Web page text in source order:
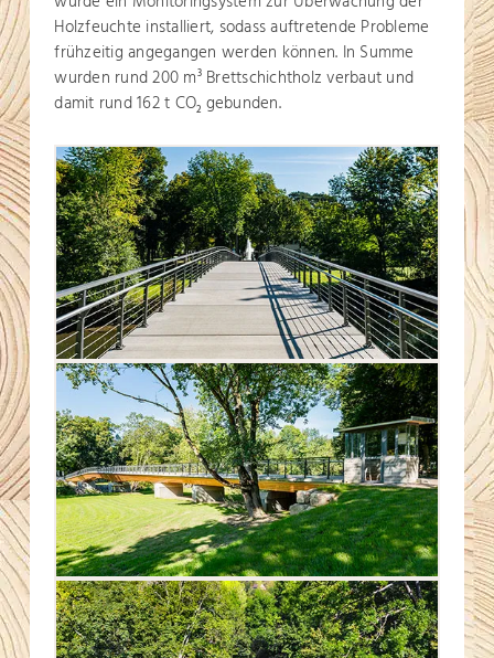
Holzfeuchte installiert, sodass auftretende Probleme
frühzeitig angegangen werden können. In Summe
wurden rund 200 m3Brettschichtholz verbaut und
damit rund 162 t CO2 gebunden.